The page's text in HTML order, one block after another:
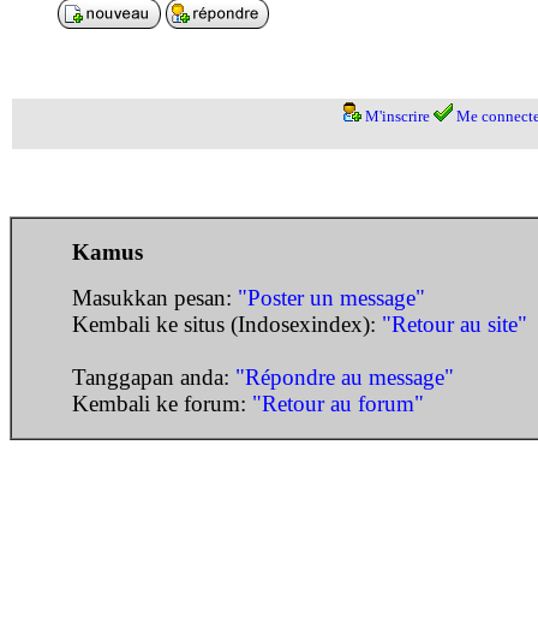
M'inscrire Me
Kamus
Masukkan pesan: "Poster un message"
Kembali ke situs (Indosexindex): "Retour au site"
Tanggapan anda: "Répondre au message"
Kembali ke forum: "Retour au forum"